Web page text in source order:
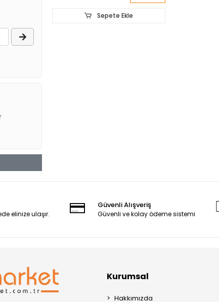
Sepete Ekle
elinize ulaşır.
Güvenli Alışveriş
Güvenli ve kolay ödeme sistemi
Kurumsal
Hakkımızda